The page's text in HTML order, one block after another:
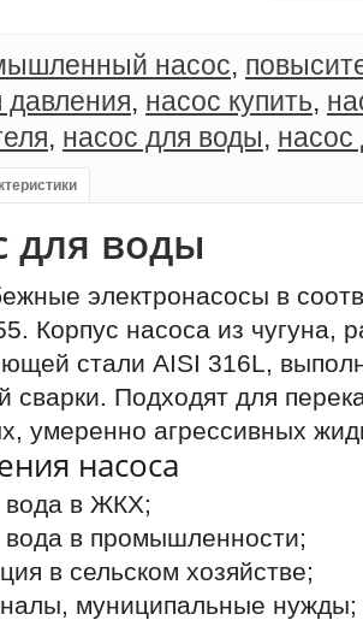
насос,
, насос купить,
, насос для воды, насос
для воды
электронасосы в
Корпус насоса из чугуна,
стали AISI 316L,
сварки. Подходят для
умеренно агрессивных
насоса
вода в ЖКХ;
вода в промышленности;
в сельском хозяйстве;
муниципальные нужды;